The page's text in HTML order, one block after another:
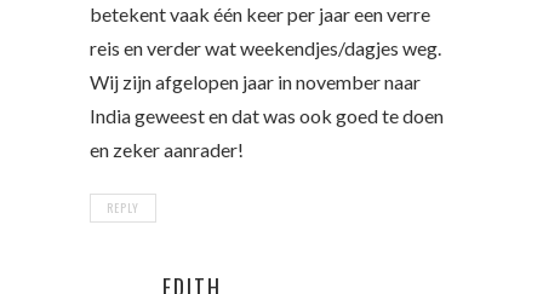
betekent vaak één keer per jaar een verre
reis en verder wat weekendjes/dagjes weg.
Wij zijn afgelopen jaar in november naar
India geweest en dat was ook goed te doen
en zeker aanrader!
REPLY
EDITH